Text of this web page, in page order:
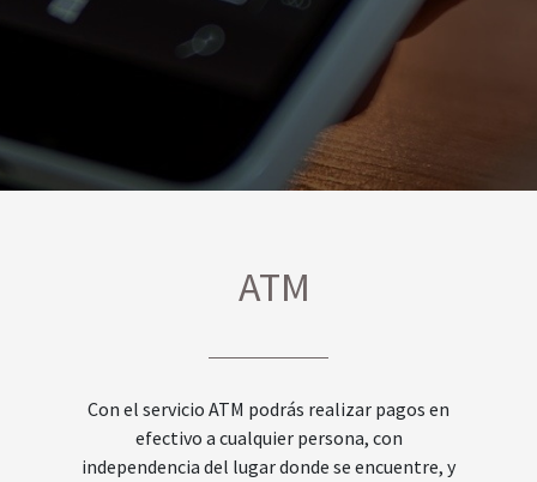
ATM
Con el servicio ATM podrás realizar pagos en
efectivo a cualquier persona, con
independencia del lugar donde se encuentre, y